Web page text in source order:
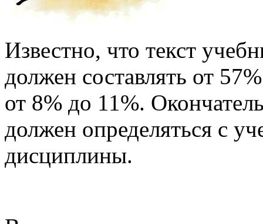
Известно, что текст
должен составлять от
от 8% до 11%.
должен определяться с
дисциплины.